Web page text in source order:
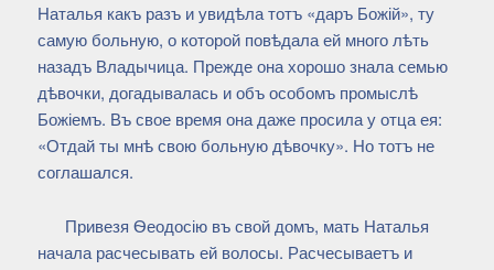
Наталья какъ разъ и увидѣла тотъ «даръ Божій», ту
самую больную, о которой повѣдала ей много лѣть
назадъ Владычица. Прежде она хорошо знала семью
дѣвочки, догадывалась и объ особомъ промыслѣ
Божіемъ. Въ свое время она даже просила у отца ея:
«Отдай ты мнѣ свою больную дѣвочку». Но тотъ не
соглашался.
Привезя Ѳеодосію въ свой домъ, мать Наталья
начала расчесывать ей волосы. Расчесываетъ и